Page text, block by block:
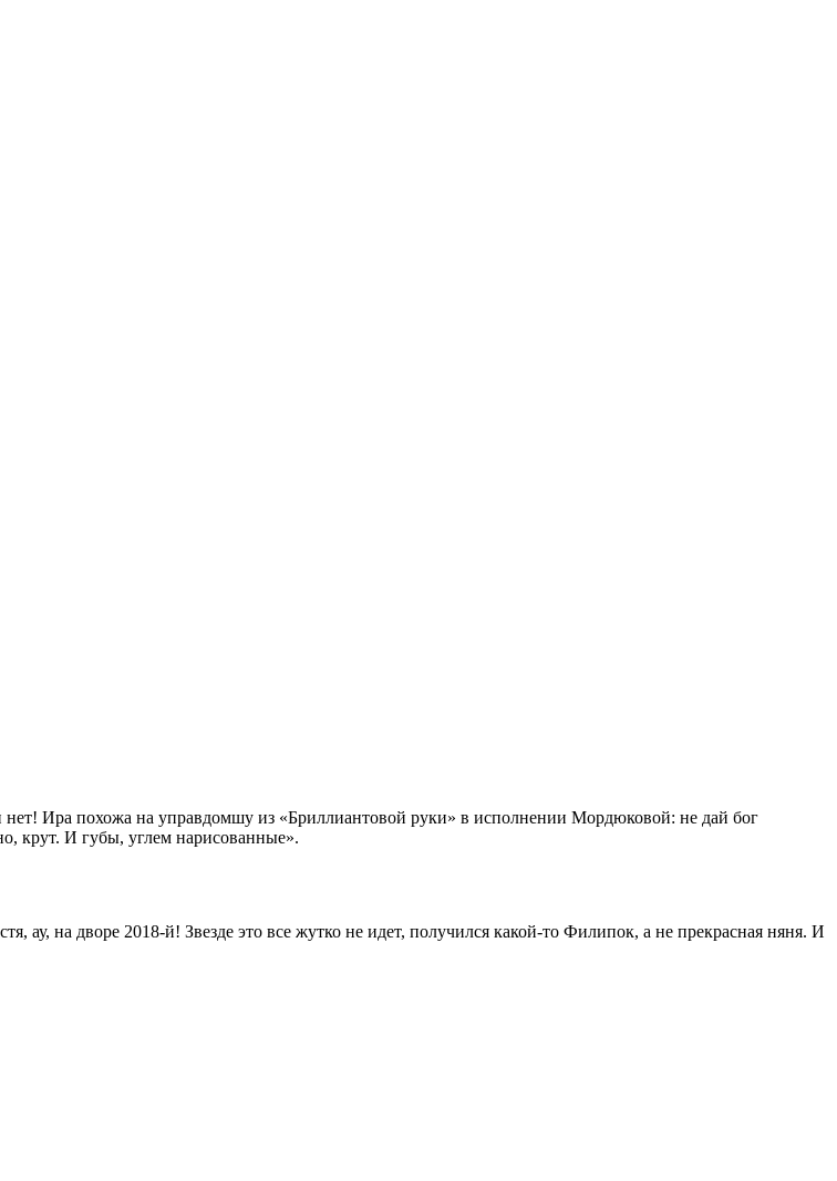
нет! Ира похожа на управдомшу из «Бриллиантовой руки» в исполнении Мордюковой: не дай бог
крут. И губы, углем нарисованные».
ау, на дворе 2018-й! Звезде это все жутко не идет, получился какой-то Филипок, а не прекрасная няня. И